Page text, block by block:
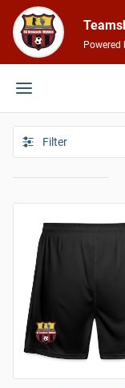
Powered
Filter